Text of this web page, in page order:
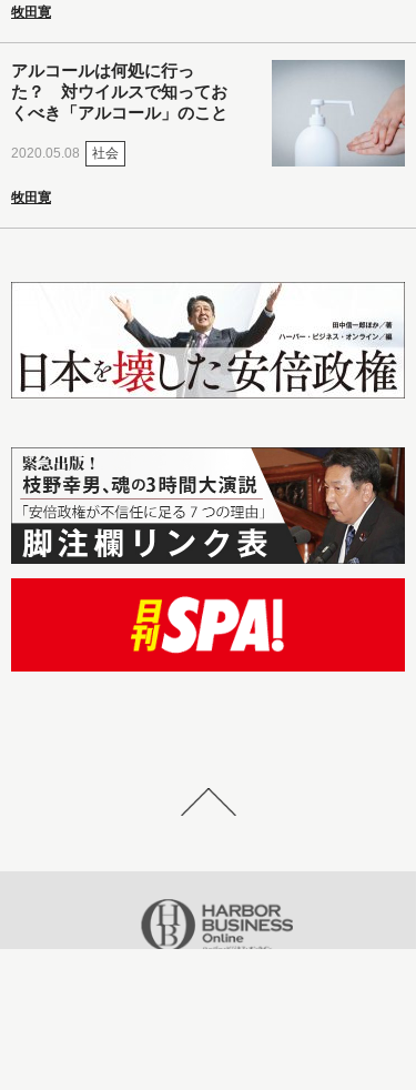
牧田寛
アルコールは何処に行っ
た？ 対ウイルスで知ってお
くべき「アルコール」のこと
2020.05.08 社会
牧田寛